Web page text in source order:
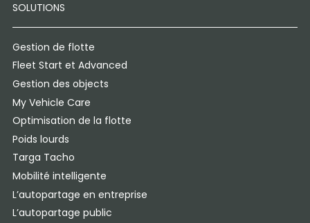
SOLUTIONS
Gestion de flotte
Fleet Start et Advanced
Gestion des objects
My Vehicle Care
Optimisation de la flotte
Poids lourds
Targa Tacho
Mobilité intelligente
L’autopartage en entreprise
L’autopartage public